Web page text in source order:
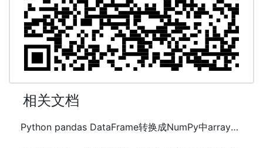
相关文档
Python pandas DataFrame转换成NumPy中array数组的方法及示例代码